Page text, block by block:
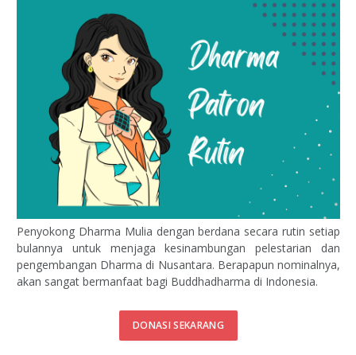
Penyokong Dharma Mulia dengan berdana secara rutin setiap
bulannya untuk menjaga kesinambungan pelestarian dan
pengembangan Dharma di Nusantara. Berapapun nominalnya,
akan sangat bermanfaat bagi Buddhadharma di Indonesia.
DONASI SEKARANG